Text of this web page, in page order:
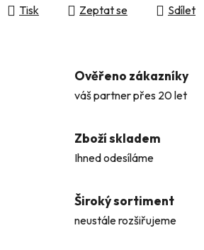
Tisk Zeptat se Sdílet
Ověřeno zákazníky
váš partner přes 20 let
Zboží skladem
Ihned odesíláme
Široký sortiment
neustále rozšiřujeme